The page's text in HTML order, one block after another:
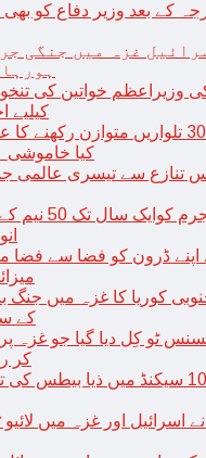
کے بعد وزیر دفاع کو
غزہ میں جنگی
وزیراعظم خواتین کی
کیلیے
کیا خاموشی
تنازع سے تیسری عالمی
عدالت نے
اپنے ڈرون کو فضا سے فضا
کوریا کا غزہ میں جنگ
کے
ٹو کِل دیا گیا جو غزہ
کر
آواز سن کر 10 سیکنڈ میں ذیا
اسرائیل اور غزہ میں